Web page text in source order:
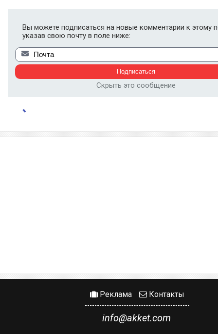
Вы можете подписаться на новые комментарии к этому
указав свою почту в поле ниже:
Скрыть это сообщение
Реклама Контакты
info@akket.com